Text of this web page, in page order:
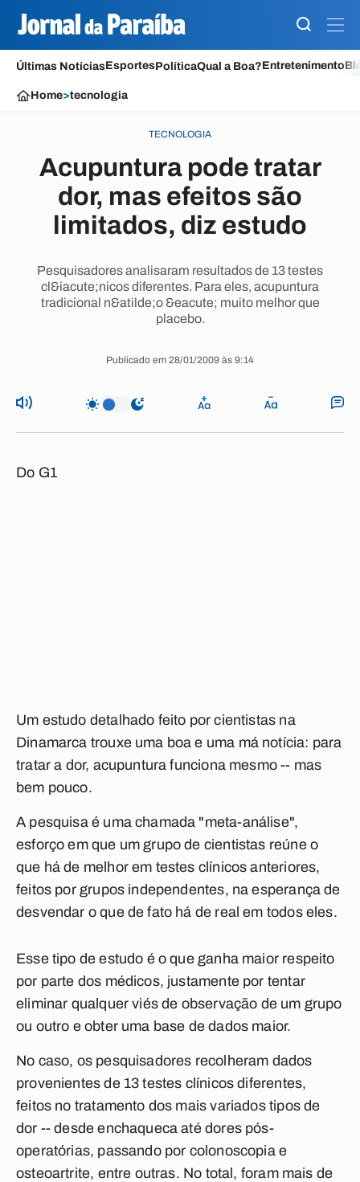
Últimas NotíciasEsportesPolíticaQual a Boa?Entretenimento
Home>tecnologia
TECNOLOGIA
Acupuntura pode tratar
dor, mas efeitos são
limitados, diz estudo
Pesquisadores analisaram resultados de 13 testes
cl&iacute;nicos diferentes. Para eles, acupuntura
tradicional n&atilde;o &eacute; muito melhor que
placebo.
Publicado em 28/01/2009 às 9:14
Do G1
Um estudo detalhado feito por cientistas na
Dinamarca trouxe uma boa e uma má notícia: para
tratar a dor, acupuntura funciona mesmo -- mas
bem pouco.
A pesquisa é uma chamada "meta-análise",
esforço em que um grupo de cientistas reúne o
que há de melhor em testes clínicos anteriores,
feitos por grupos independentes, na esperança de
desvendar o que de fato há de real em todos eles.
Esse tipo de estudo é o que ganha maior respeito
por parte dos médicos, justamente por tentar
eliminar qualquer viés de observação de um grupo
ou outro e obter uma base de dados maior.
No caso, os pesquisadores recolheram dados
provenientes de 13 testes clínicos diferentes,
feitos no tratamento dos mais variados tipos de
dor -- desde enchaqueca até dores pós-
operatórias, passando por colonoscopia e
osteoartrite, entre outras. No total, foram mais de